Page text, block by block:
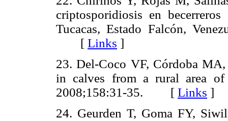
criptosporidiosis en
Tucacas, Estado Falcón,
[ Links ]
23. Del-Coco VF, Córdoba
in calves from a rural area of
2008;158:31-35. [ Links ]
24. Geurden T, Goma FY,